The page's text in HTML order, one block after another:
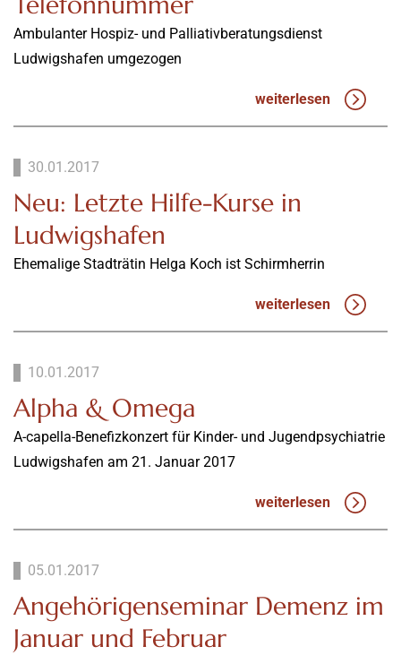
Ambulanter Hospiz- und Palliativberatungsdienst
Ludwigshafen umgezogen
weiterlesen
30.01.2017
Neu: Letzte Hilfe-Kurse in
Ludwigshafen
Ehemalige Stadträtin Helga Koch ist Schirmherrin
weiterlesen
10.01.2017
Alpha & Omega
A-capella-Benefizkonzert für Kinder- und Jugendpsychiatrie
Ludwigshafen am 21. Januar 2017
weiterlesen
05.01.2017
Angehörigenseminar Demenz im
Januar und Februar